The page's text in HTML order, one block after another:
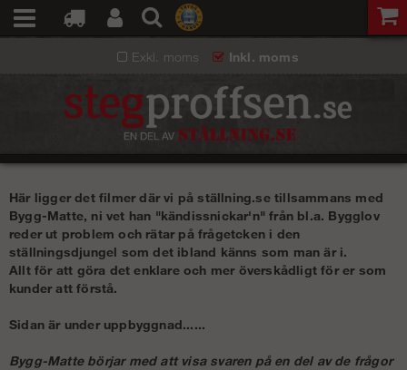
Exkl. moms Inkl. moms
Här ligger det filmer där vi på ställning.se tillsammans med
Bygg-Matte, ni vet han "kändissnickar'n" från bl.a. Bygglov
reder ut problem och rätar på frågetcken i den
ställningsdjungel som det ibland känns som man är i.
Allt för att göra det enklare och mer överskådligt för er som
kunder att förstå.
Sidan är under uppbyggnad......
Bygg-Matte börjar med att visa svaren på en del av de frågor